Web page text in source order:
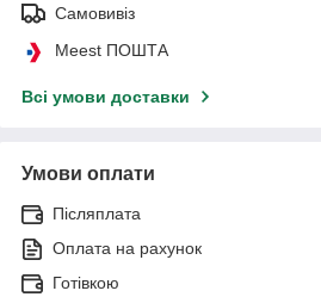
Самовивіз
Meest ПОШТА
Всі умови доставки
Умови оплати
Післяплата
Оплата на рахунок
Готівкою